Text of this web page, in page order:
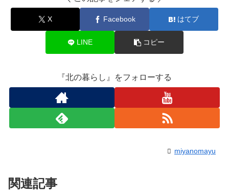
X Facebook はてブ
LINE コピー
『北の暮らし』をフォローする
miyanomayu
関連記事